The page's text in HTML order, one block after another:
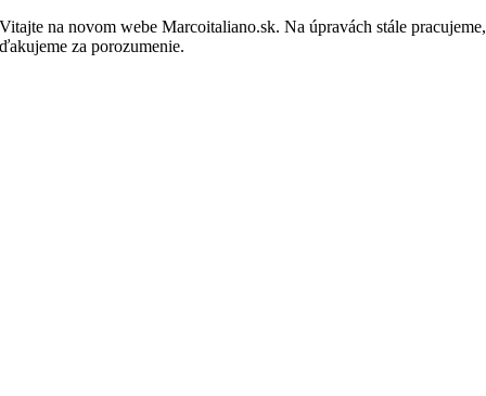
Skip
to
Vitajte na novom webe Marcoitaliano.sk. Na úpravách stále pracujeme,
ďakujeme za porozumenie.